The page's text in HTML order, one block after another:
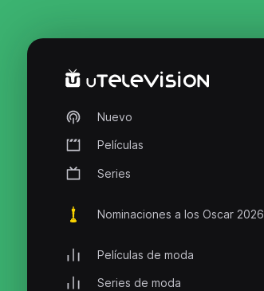
Nuevo
Películas
Series
Nominaciones a los Oscar 2026
Películas de moda
Series de moda